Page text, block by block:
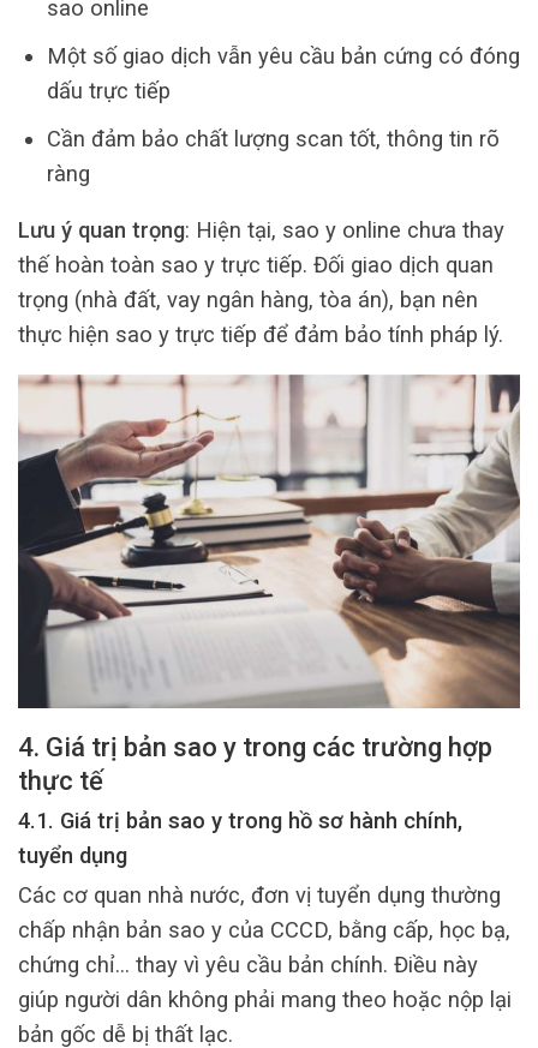
sao online
Một số giao dịch vẫn yêu cầu bản cứng có đóng
dấu trực tiếp
Cần đảm bảo chất lượng scan tốt, thông tin rõ
ràng
Lưu ý quan trọng: Hiện tại, sao y online chưa thay
thế hoàn toàn sao y trực tiếp. Đối giao dịch quan
trọng (nhà đất, vay ngân hàng, tòa án), bạn nên
thực hiện sao y trực tiếp để đảm bảo tính pháp lý.
4. Giá trị bản sao y trong các trường hợp
thực tế
4.1. Giá trị bản sao y trong hồ sơ hành chính,
tuyển dụng
Các cơ quan nhà nước, đơn vị tuyển dụng thường
chấp nhận bản sao y của CCCD, bằng cấp, học bạ,
chứng chỉ… thay vì yêu cầu bản chính. Điều này
giúp người dân không phải mang theo hoặc nộp lại
bản gốc dễ bị thất lạc.